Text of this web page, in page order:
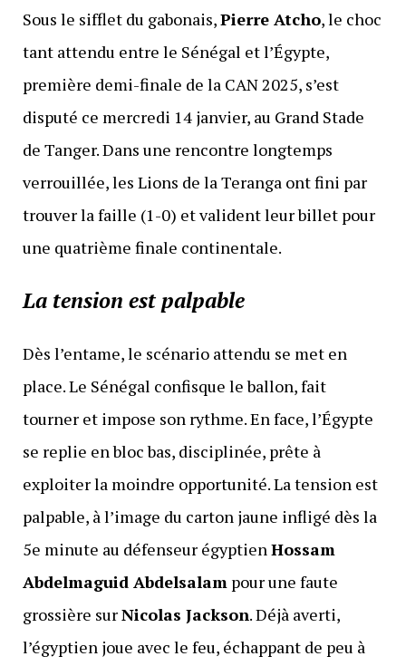
Sous le sifflet du gabonais,Pierre Atcho, le choc
tant attendu entre le Sénégal et l’Égypte,
première demi-finale de la CAN 2025, s’est
disputé ce mercredi 14 janvier, au Grand Stade
de Tanger. Dans une rencontre longtemps
verrouillée, les Lions de la Teranga ont fini par
trouver la faille (1-0) et valident leur billet pour
une quatrième finale continentale.
La tension est palpable
Dès l’entame, le scénario attendu se met en
place. Le Sénégal confisque le ballon, fait
tourner et impose son rythme. En face, l’Égypte
se replie en bloc bas, disciplinée, prête à
exploiter la moindre opportunité. La tension est
palpable, à l’image du carton jaune infligé dès la
5e minute au défenseur égyptienHossam
Abdelmaguid Abdelsalampour une faute
grossière surNicolas Jackson. Déjà averti,
l’égyptien joue avec le feu, échappant de peu à